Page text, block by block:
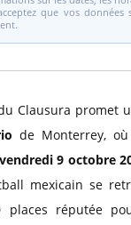
que vos données
Clausura promet
de Monterrey,
vendredi 9 octobre
mexicain se
places réputée